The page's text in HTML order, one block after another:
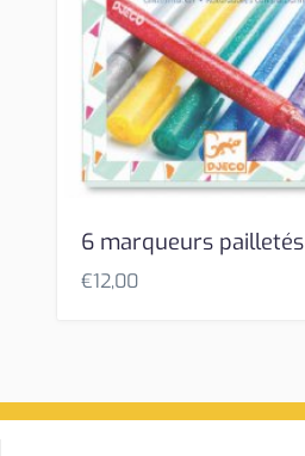
6 marqueurs pailletés
€12,00